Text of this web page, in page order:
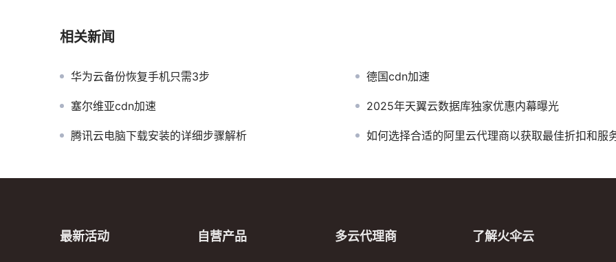
相关新闻
华为云备份恢复手机只需3步 德国cdn加速
塞尔维亚cdn加速 2025年天翼云数据库独家优惠内幕曝光
腾讯云电脑下载安装的详细步骤解析 如何选择合适的阿里云代理商以获取最佳折扣和服
最新活动 自营产品 多云代理商 了解火伞云